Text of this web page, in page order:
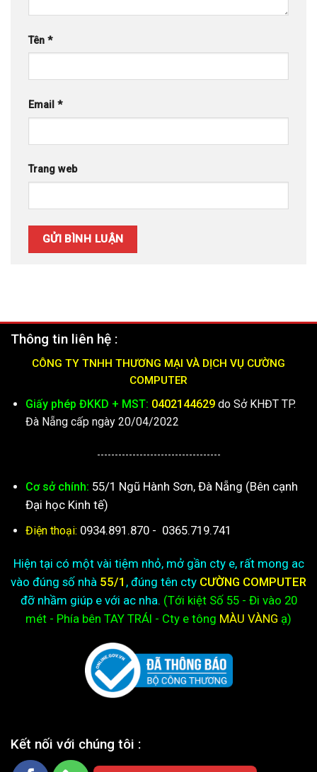
Tên *
Email *
Trang web
Thông tin liên hệ :
CÔNG TY TNHH THƯƠNG MẠI VÀ DỊCH VỤ CƯỜNG
COMPUTER
Giấy phép ĐKKD + MST: 0402144629do Sở KHĐT TP.
Đà Nẵng cấp ngày 20/04/2022
-----------------------------------
Cơ sở chính: 55/1 Ngũ Hành Sơn, Đà Nẵng (Bên cạnh
Đại học Kinh tế)
Điện thoại: 0934.891.870 - 0365.719.741
Hiện tại có một vài tiệm nhỏ, mở gần cty e, rất mong ac
vào đúng số nhà 55/1 , đúng tên cty CƯỜNG COMPUTER
đỡ nhầm giúp e với ac nha. (Tới kiệtSố 55 - Đi vào 20
mét - Phía bên TAY TRÁI - Cty e tông MÀU VÀNG ạ)
Kết nối với chúng tôi :